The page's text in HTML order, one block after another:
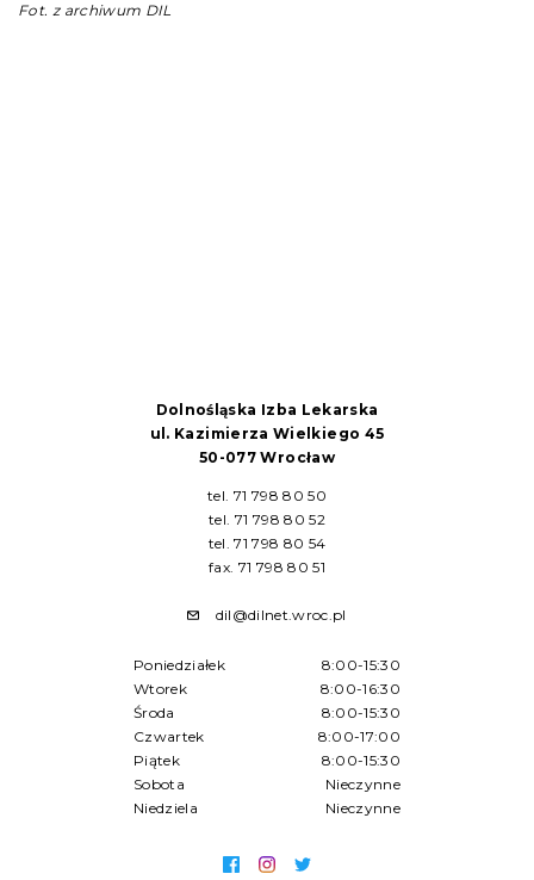
Fot. z archiwum DIL
Dolnośląska Izba Lekarska
ul. Kazimierza Wielkiego 45
50-077 Wrocław
tel. 71 798 80 50
tel. 71 798 80 52
tel. 71 798 80 54
fax. 71 798 80 51
dil@dilnet.wroc.pl
Poniedziałek
8:00-15:30
Wtorek
8:00-16:30
Środa
8:00-15:30
Czwartek
8:00-17:00
Piątek
8:00-15:30
Sobota
Nieczynne
Niedziela
Nieczynne